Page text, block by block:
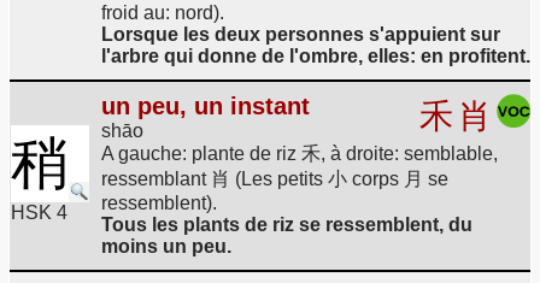
froid au: nord).
Lorsque les deux personnes s'appuient sur
l'arbre qui donne de l'ombre, elles: en profitent.
稍
HSK 4
un peu, un instant
shāo 禾 肖
A gauche: plante de riz 禾, à droite: semblable,
ressemblant 肖 (Les petits 小 corps 月 se
ressemblent).
Tous les plants de riz se ressemblent, du
moins un peu.